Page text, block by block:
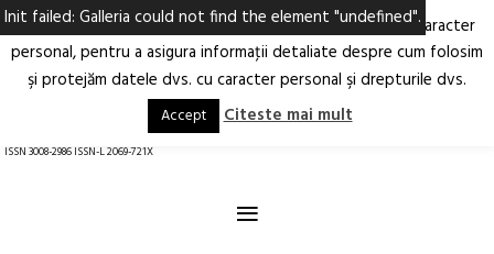
Arhitectură.
Oraș.
RO EN
ISSN 3008-2986 ISSN-L 2069-721X
≡
Ne-am actualizat Politica privind prelucrarea datelor cu caracter
personal, pentru a asigura informaţii detaliate despre cum folosim
şi protejăm datele dvs. cu caracter personal şi drepturile dvs.
Accept Citeste mai mult
Init failed: Galleria could not find the element "undefined".